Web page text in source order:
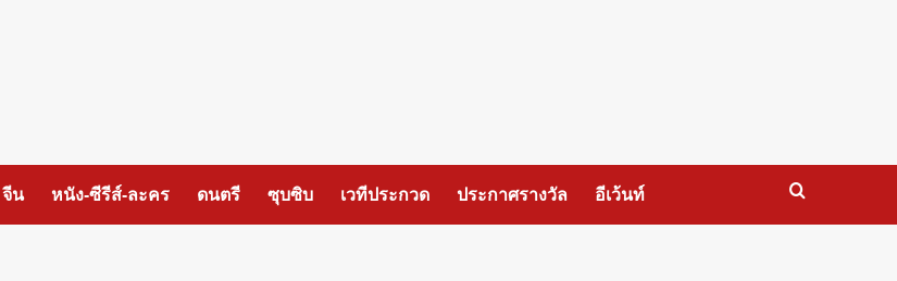
จีน หนัง-ซีรีส์-ละคร ดนตรี ซุบซิบ เวทีประกวด ประกาศรางวัล อีเว้นท์